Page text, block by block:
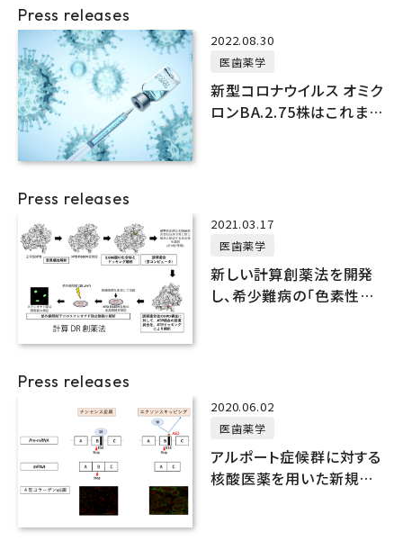
Press releases
2022.08.30
医歯薬学
新型コロナウイルス オミク
ロンBA.2.75株はこれまで
Press releases
2021.03.17
医歯薬学
新しい計算創薬法を開発
し、希少難病の「色素性乾
Press releases
2020.06.02
医歯薬学
アルポート症候群に対する
核酸医薬を用いた新規治